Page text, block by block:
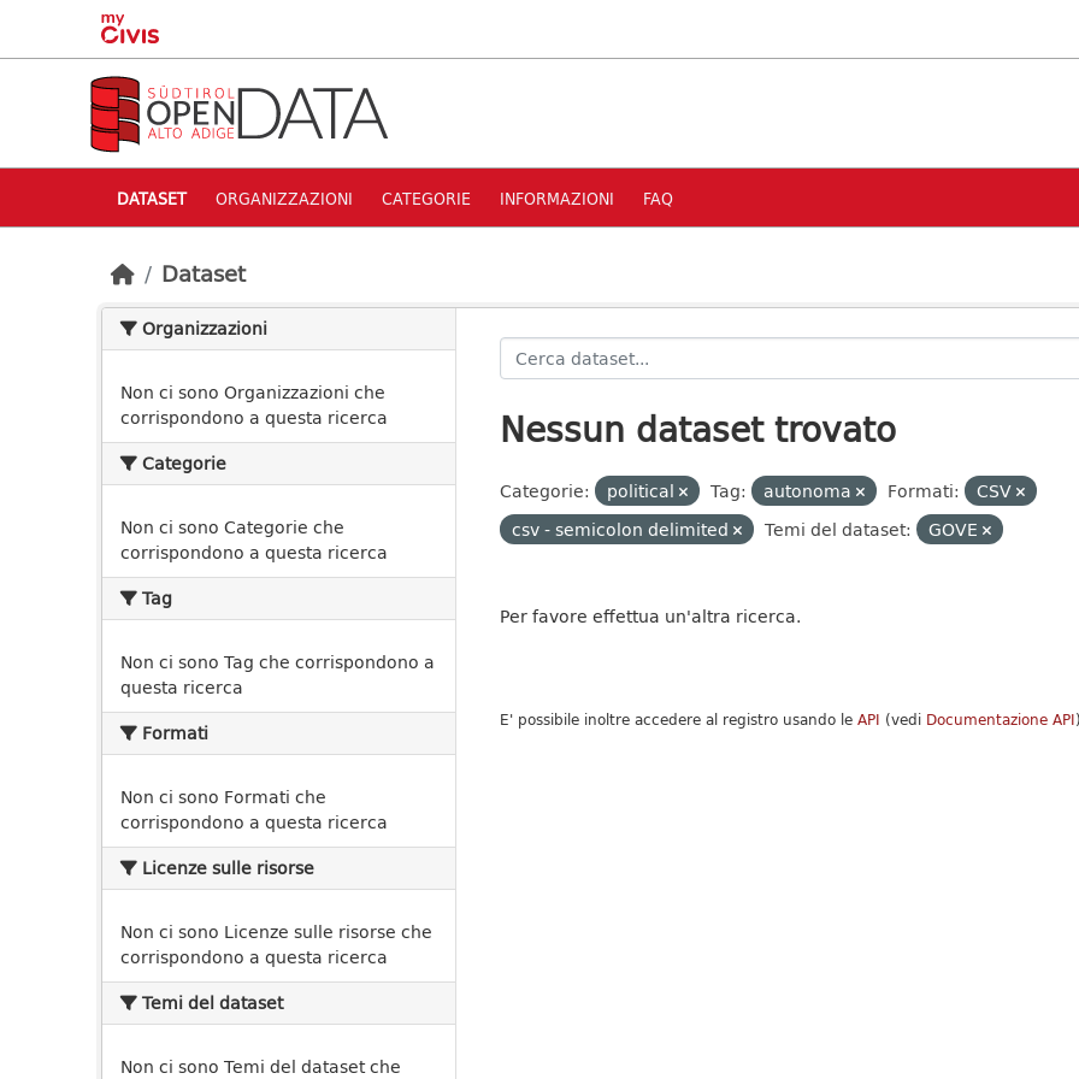
Skip to main content
DATASET ORGANIZZAZIONI CATEGORIE INFORMAZIONI FAQ
Dataset
Organizzazioni
Non ci sono Organizzazioni che
corrispondono a questa ricerca
Categorie
Non ci sono Categorie che
corrispondono a questa ricerca
Tag
Non ci sono Tag che corrispondono a
questa ricerca
Formati
Non ci sono Formati che
corrispondono a questa ricerca
Licenze sulle risorse
Non ci sono Licenze sulle risorse che
corrispondono a questa ricerca
Temi del dataset
Non ci sono Temi del dataset che
Nessun dataset trovato
Categorie: political Tag: autonoma Formati:
CSV
csv - semicolon delimited
Temi del dataset: GOVE
Per favore effettua un'altra ricerca.
E' possibile inoltre accedere al registro usando le API (vedi Documentazione API